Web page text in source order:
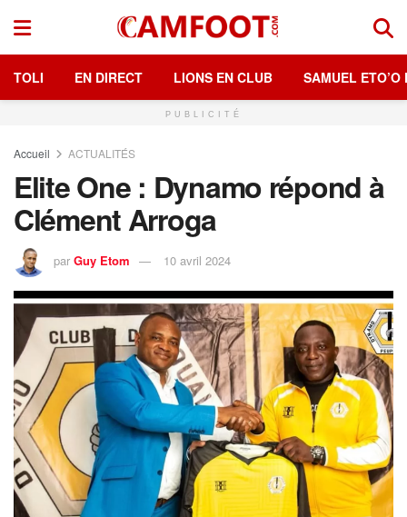
TOLI EN DIRECT LIONS EN CLUB SAMUEL ETO’O
PUBLICITÉ
Accueil ACTUALITÉS
Elite One : Dynamo répond à
Clément Arroga
par Guy Etom 10 avril 2024